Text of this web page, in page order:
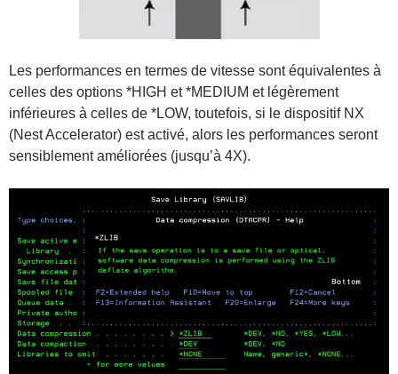
Les performances en termes de vitesse sont équivalentes à
celles des options *HIGH et *MEDIUM et légèrement
inférieures à celles de *LOW, toutefois, si le dispositif NX
(Nest Accelerator) est activé, alors les performances seront
sensiblement améliorées (jusqu’à 4X).